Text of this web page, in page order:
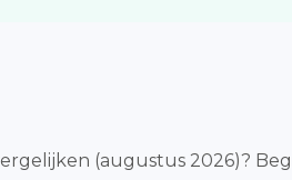
(augustus 2026)?